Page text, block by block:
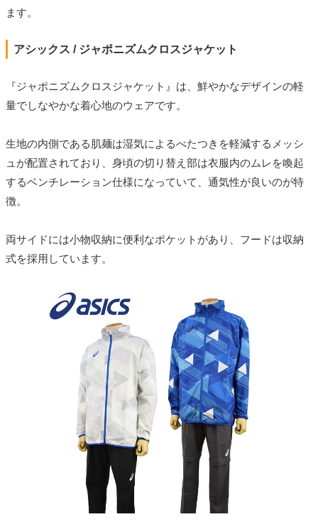
ます。
アシックス / ジャポニズムクロスジャケット
『ジャポニズムクロスジャケット』は、鮮やかなデザインの軽
量でしなやかな着心地のウェアです。
生地の内側である肌麺は湿気によるべたつきを軽減するメッシ
ュが配置されており、身頃の切り替え部は衣服内のムレを喚起
するベンチレーション仕様になっていて、通気性が良いのが特
徴。
両サイドには小物収納に便利なポケットがあり、フードは収納
式を採用しています。